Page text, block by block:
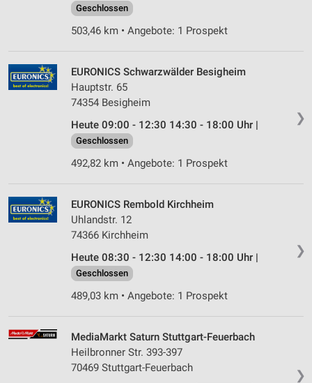
Geschlossen
503,46 km • Angebote: 1 Prospekt
❯
EURONICS Schwarzwälder Besigheim
Hauptstr. 65
74354 Besigheim
Heute 09:00 - 12:30 14:30 - 18:00 Uhr |
Geschlossen
492,82 km • Angebote: 1 Prospekt
❯
EURONICS Rembold Kirchheim
Uhlandstr. 12
74366 Kirchheim
Heute 08:30 - 12:30 14:00 - 18:00 Uhr |
Geschlossen
489,03 km • Angebote: 1 Prospekt
❯
MediaMarkt Saturn Stuttgart-Feuerbach
Heilbronner Str. 393-397
70469 Stuttgart-Feuerbach